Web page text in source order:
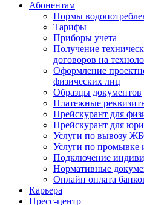
Абонентам
Нормы
Тарифы
Приборы учета
Получение
договоров на
Оформление
физических лиц
Образцы документов
Платежные
Прейскурант для
Прейскурант для
Услуги по вывозу
Услуги по промывке
Подключение
Нормативные
Онлайн оплата
Карьера
Пресс-центр